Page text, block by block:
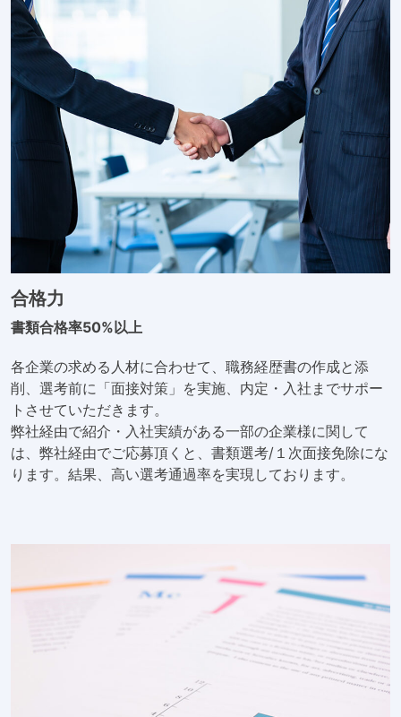
合格力
書類合格率50%以上
各企業の求める人材に合わせて、職務経歴書の作成と添
削、選考前に「面接対策」を実施、内定・入社までサポー
トさせていただきます。
弊社経由で紹介・入社実績がある一部の企業様に関して
は、弊社経由でご応募頂くと、書類選考/１次面接免除にな
ります。結果、高い選考通過率を実現しております。